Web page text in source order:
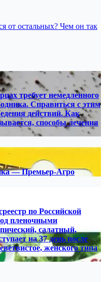
от остальных? Чем он так
требует немедленного
Справиться с этим
действий. Как
способы лечения
— Премьер-Агро
по Российской
пленочными
салатный,
на 37 день после
женского типа